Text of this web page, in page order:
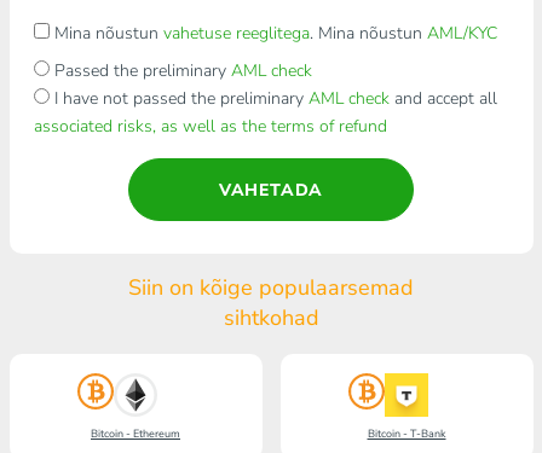
Mina nõustun vahetuse reeglitega. Mina nõustun AML/KYC
Passed the preliminary AML check
I have not passed the preliminary AML checkand accept all
associated risks, as well as the terms of refund
VAHETADA
Siin on kõige populaarsemad
sihtkohad
Bitcoin - Ethereum Bitcoin - T-Bank